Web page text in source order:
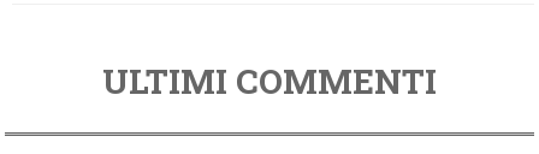
ULTIMI COMMENTI